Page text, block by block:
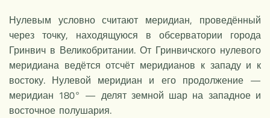
Нулевым условно считают меридиан, проведённый
через точку, находящуюся в обсерватории города
Гринвич в Великобритании. От Гринвичского нулевого
меридиана ведётся отсчёт меридианов к западу и к
востоку. Нулевой меридиан и его продолжение —
меридиан 180° — делят земной шар на западное и
восточное полушария.